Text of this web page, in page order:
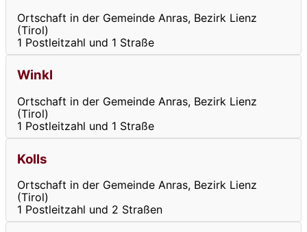
Ortschaft in der Gemeinde Anras, Bezirk Lienz
(Tirol)
1 Postleitzahl und 1 Straße
Winkl
Ortschaft in der Gemeinde Anras, Bezirk Lienz
(Tirol)
1 Postleitzahl und 1 Straße
Kolls
Ortschaft in der Gemeinde Anras, Bezirk Lienz
(Tirol)
1 Postleitzahl und 2 Straßen